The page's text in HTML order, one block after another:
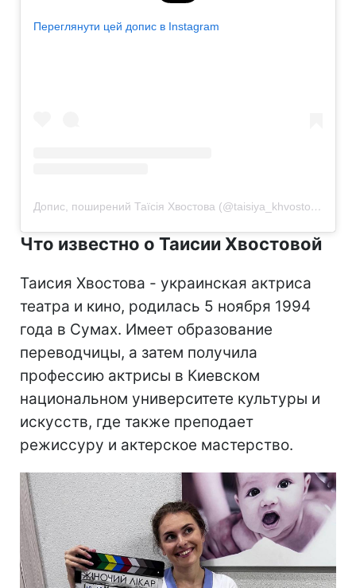
Переглянути цей допис в Instagram
Допис, поширений Таїсія Хвостова (@taisiya_khvostova)
Что известно о Таисии Хвостовой
Таисия Хвостова - украинская актриса
театра и кино, родилась 5 ноября 1994
года в Сумах. Имеет образование
переводчицы, а затем получила
профессию актрисы в Киевском
национальном университете культуры и
искусств, где также преподает
режиссуру и актерское мастерство.